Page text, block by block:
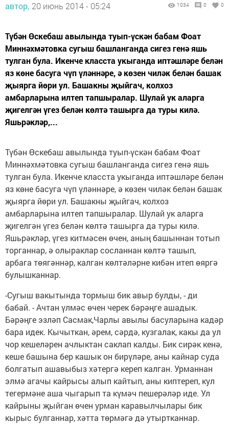
автор, 20 июнь 2014 - 05:24 1034 0 0
Түбән Өскебаш авылында туып-үскән бабам Фоат
Миннәхмәтовка сугыш башланганда сигез генә яшь
тулган була. Икенче класста укыганда иптәшләре белән
яз көне басуга чүп үләннәре, ә көзен чиләк белән башак
җыярга йөри ул. Башакны җыйгач, колхоз
амбарларына илтеп тапшыралар. Шулай ук аларга
җигелгән үгез белән көлтә ташырга да туры килә.
Яшьрәкләр,...
Түбән Өскебаш авылында туып-үскән бабам Фоат
Миннәхмәтовка сугыш башланганда сигез генә яшь
тулган була. Икенче класста укыганда иптәшләре белән
яз көне басуга чүп үләннәре, ә көзен чиләк белән башак
җыярга йөри ул. Башакны җыйгач, колхоз
амбарларына илтеп тапшыралар. Шулай ук аларга
җигелгән үгез белән көлтә ташырга да туры килә.
Яшьрәкләр, үгез китмәсен өчен, аның башыннан тотып
торганнар, ә олыраклар сосланнан көлтә ташып,
арбага төягәннәр, калган көлтәләрне кибән итеп өяргә
булышканнар.
-Сугыш вакытында тормыш бик авыр булды, - ди
бабай. - Ачтан үлмәс өчен черек бәрәңге ашадык.
Бәрәңге эзләп Сасмак,Чарлы авылы басуларына кадәр
бара идек. Кычыткан, әрем, сәрдә, кузгалак, какы да ул
чор кешеләрен ачлыктан саклап калды. Бик сирәк кенә,
кеше башына бер кашык он бирүләре, аны кайнар суда
болгатып ашавыбыз хәтергә кереп калган. Урманнан
элмә агачы кайрысы алып кайтып, аны киптереп, кул
тегермәне аша чыгарып та күмәч пешерәләр иде. Ул
кайрыны җыйган өчен урман каравылчылары бик
кырыс булганнар, хәтта төрмәгә дә утыртканнар.